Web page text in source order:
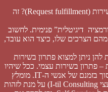
אז… איך מממשים את תהליך קשות שירות (Request fulfillment)? זה
דיגיטלית” פנימית. לחשוב
הצרכים שלו, כיצד הוא עובד,
ניתן למצוא פתרון בשירות
– פתרון בשירות עצמי. ככל שיהיו
יותר פתרונות בשירות עצמי – נוכל לחסוך בזמנם של אנשי ה-IT. מומלץ
להיעזר ביועץ מומחה (למשל: אחד מיועצי I-til Consulting) על מנת לזהות